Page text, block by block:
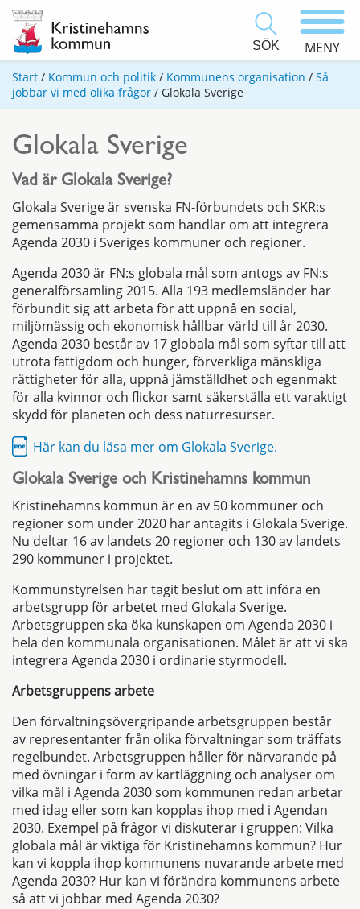
SÖK MENY
Start / Kommun och politik / Kommunens organisation / Så
jobbar vi med olika frågor / Glokala Sverige
Glokala Sverige
Vad är Glokala Sverige?
Glokala Sverige är svenska FN-förbundets och SKR:s
gemensamma projekt som handlar om att integrera
Agenda 2030 i Sveriges kommuner och regioner.
Agenda 2030 är FN:s globala mål som antogs av FN:s
generalförsamling 2015. Alla 193 medlemsländer har
förbundit sig att arbeta för att uppnå en social,
miljömässig och ekonomisk hållbar värld till år 2030.
Agenda 2030 består av 17 globala mål som syftar till att
utrota fattigdom och hunger, förverkliga mänskliga
rättigheter för alla, uppnå jämställdhet och egenmakt
för alla kvinnor och flickor samt säkerställa ett varaktigt
skydd för planeten och dess naturresurser.
Här kan du läsa mer om Glokala Sverige.
Glokala Sverige och Kristinehamns kommun
Kristinehamns kommun är en av 50 kommuner och
regioner som under 2020 har antagits i Glokala Sverige.
Nu deltar 16 av landets 20 regioner och 130 av landets
290 kommuner i projektet.
Kommunstyrelsen har tagit beslut om att införa en
arbetsgrupp för arbetet med Glokala Sverige.
Arbetsgruppen ska öka kunskapen om Agenda 2030 i
hela den kommunala organisationen. Målet är att vi ska
integrera Agenda 2030 i ordinarie styrmodell.
Arbetsgruppens arbete
Den förvaltningsövergripande arbetsgruppen består
av representanter från olika förvaltningar som träffats
regelbundet. Arbetsgruppen håller för närvarande på
med övningar i form av kartläggning och analyser om
vilka mål i Agenda 2030 som kommunen redan arbetar
med idag eller som kan kopplas ihop med i Agendan
2030. Exempel på frågor vi diskuterar i gruppen: Vilka
globala mål är viktiga för Kristinehamns kommun? Hur
kan vi koppla ihop kommunens nuvarande arbete med
Agenda 2030? Hur kan vi förändra kommunens arbete
så att vi jobbar med Agenda 2030?